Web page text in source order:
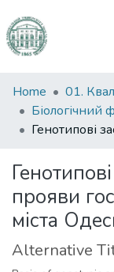
Communities
&
Collections
Statistics
Home
Біологічний
прояви
міста
Alternative